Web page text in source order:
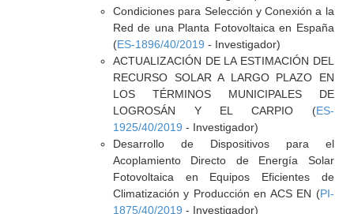
Condiciones para Selección y Conexión a la
Red de una Planta Fotovoltaica en España
(ES-1896/40/2019 - Investigador)
ACTUALIZACIÓN DE LA ESTIMACIÓN DEL
RECURSO SOLAR A LARGO PLAZO EN
LOS TÉRMINOS MUNICIPALES DE
LOGROSÁN Y EL CARPIO (ES-
1925/40/2019 - Investigador)
Desarrollo de Dispositivos para el
Acoplamiento Directo de Energía Solar
Fotovoltaica en Equipos Eficientes de
Climatización y Producción en ACS EN (PI-
1875/40/2019 - Investigador)